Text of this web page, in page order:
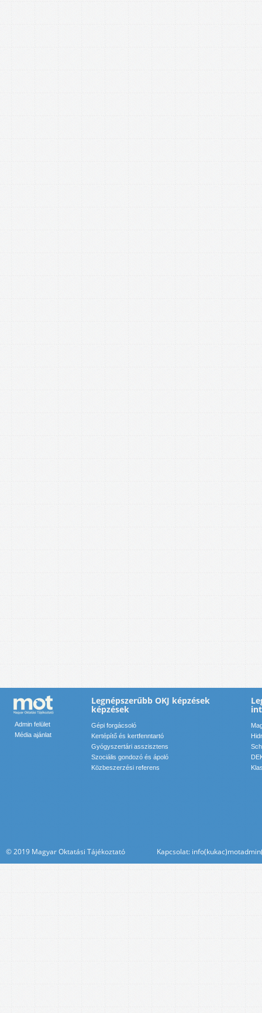
Admin felület
Média ajánlat
Legnépszerűbb OKJ képzések
képzések
Gépi forgácsoló
Kertépítő és kertfenntartó
Gyógyszertári asszisztens
Szociális gondozó és ápoló
Közbeszerzési referens
© 2019 Magyar Oktatási Tájékoztató Kapcsolat: